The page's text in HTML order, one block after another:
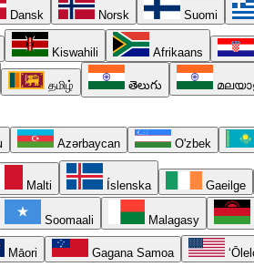
Dansk Norsk Suomi
Kiswahili Afrikaans
தமிழ் తెలుగు
Azərbaycan O'zbek
Malti Íslenska Gaeilge
Soomaali Malagasy
Māori Gagana Samoa